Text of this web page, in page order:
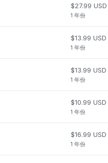
$27.99 USD
1 年份
$13.99 USD
1 年份
$13.99 USD
1 年份
$10.99 USD
1 年份
$16.99 USD
1 年份